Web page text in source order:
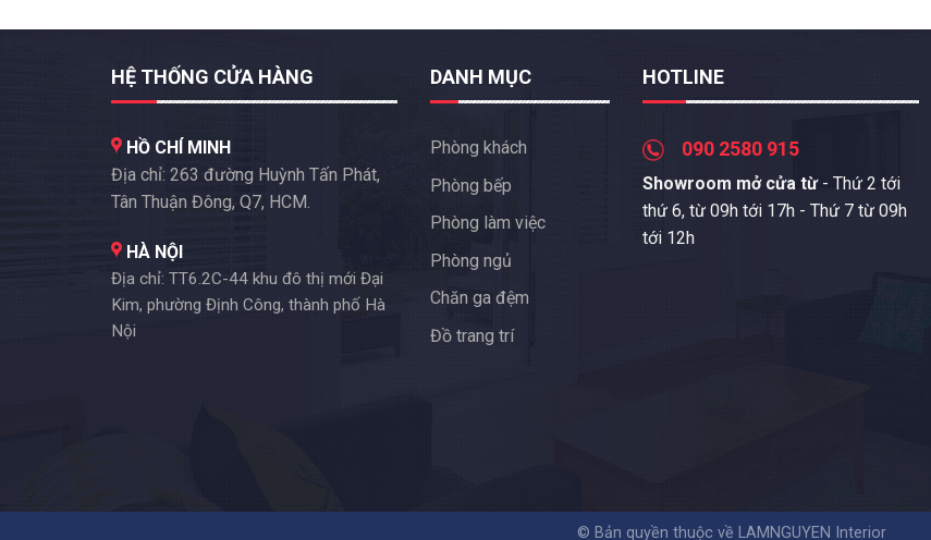
HỆ THỐNG CỬA HÀNG
HỒ CHÍ MINH
Địa chỉ: 263 đường Huỳnh Tấn Phát,
Tân Thuận Đông, Q7, HCM.
HÀ NỘI
Địa chỉ: TT6.2C-44 khu đô thị mới Đại
Kim, phường Định Công, thành phố Hà
Nội
DANH MỤC
Phòng khách
Phòng bếp
Phòng làm việc
Phòng ngủ
Chăn ga đệm
Đồ trang trí
HOTLINE
090 2580 915
Showroom mở cửa từ - Thứ 2 tới
thứ 6, từ 09h tới 17h - Thứ 7 từ 09h
tới 12h
© Bản quyền thuộc về LAMNGUYEN Interior